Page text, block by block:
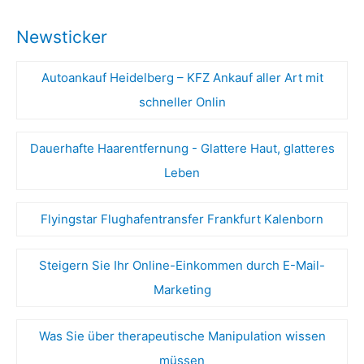
Newsticker
Autoankauf Heidelberg – KFZ Ankauf aller Art mit
schneller Onlin
Dauerhafte Haarentfernung - Glattere Haut, glatteres
Leben
Flyingstar Flughafentransfer Frankfurt Kalenborn
Steigern Sie Ihr Online-Einkommen durch E-Mail-
Marketing
Was Sie über therapeutische Manipulation wissen
müssen